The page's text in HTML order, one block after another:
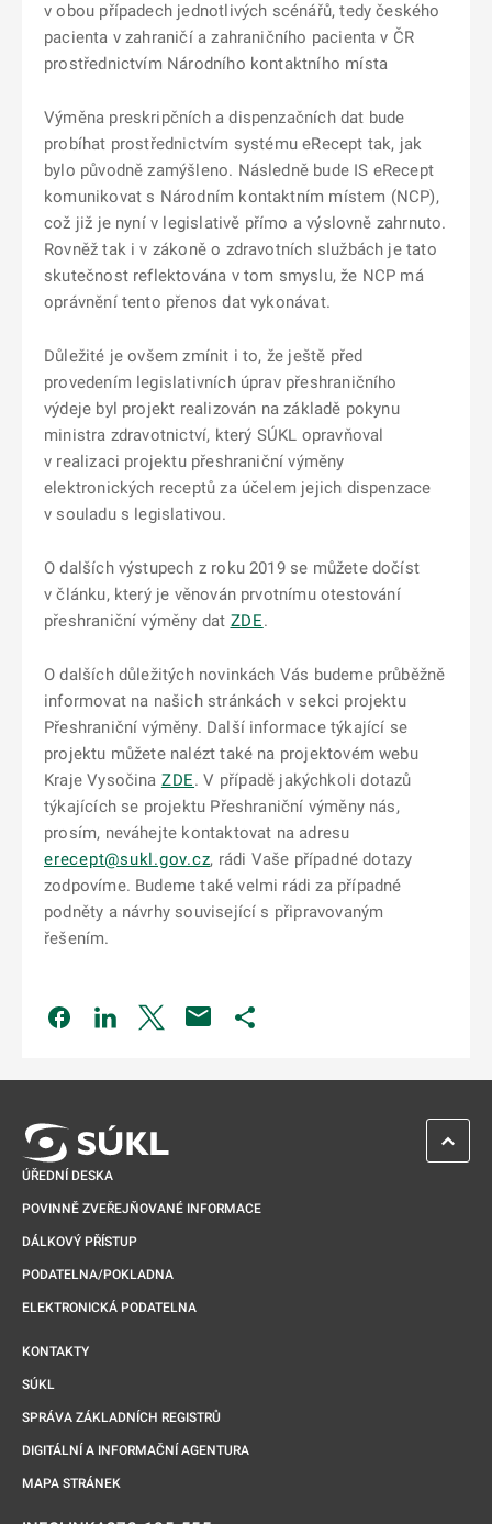
v obou případech jednotlivých scénářů, tedy českého
pacienta v zahraničí a zahraničního pacienta v ČR
prostřednictvím Národního kontaktního místa
Výměna preskripčních a dispenzačních dat bude
probíhat prostřednictvím systému eRecept tak, jak
bylo původně zamýšleno. Následně bude IS eRecept
komunikovat s Národním kontaktním místem (NCP),
což již je nyní v legislativě přímo a výslovně zahrnuto.
Rovněž tak i v zákoně o zdravotních službách je tato
skutečnost reflektována v tom smyslu, že NCP má
oprávnění tento přenos dat vykonávat.
Důležité je ovšem zmínit i to, že ještě před
provedením legislativních úprav přeshraničního
výdeje byl projekt realizován na základě pokynu
ministra zdravotnictví, který SÚKL opravňoval
v realizaci projektu přeshraniční výměny
elektronických receptů za účelem jejich dispenzace
v souladu s legislativou.
O dalších výstupech z roku 2019 se můžete dočíst
v článku, který je věnován prvotnímu otestování
přeshraniční výměny dat ZDE.
O dalších důležitých novinkách Vás budeme průběžně
informovat na našich stránkách v sekci projektu
Přeshraniční výměny. Další informace týkající se
projektu můžete nalézt také na projektovém webu
Kraje Vysočina ZDE. V případě jakýchkoli dotazů
týkajících se projektu Přeshraniční výměny nás,
prosím, neváhejte kontaktovat na adresu
erecept@sukl.gov.cz, rádi Vaše případné dotazy
zodpovíme. Budeme také velmi rádi za případné
podněty a návrhy související s připravovaným
řešením.
Odkaz se otevře na nové kartě
Odkaz se otevře na nové kartě
Odkaz se otevře na nové kartě
ÚŘEDNÍ DESKA
POVINNĚ ZVEŘEJŇOVANÉ INFORMACE
DÁLKOVÝ PŘÍSTUP
PODATELNA/POKLADNA
ELEKTRONICKÁ PODATELNA
KONTAKTY
SÚKL
SPRÁVA ZÁKLADNÍCH REGISTRŮ
DIGITÁLNÍ A INFORMAČNÍ AGENTURA
MAPA STRÁNEK
ZPĚT